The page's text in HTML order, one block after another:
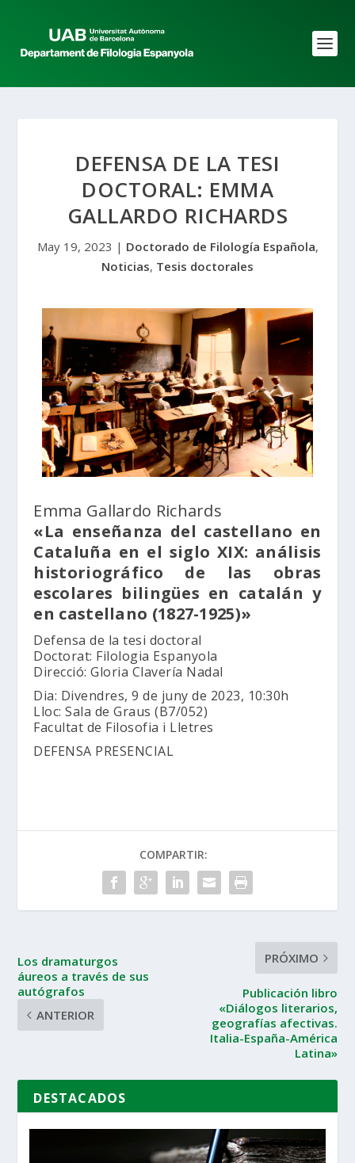
DEFENSA DE LA TESI
DOCTORAL: EMMA
GALLARDO RICHARDS
May 19, 2023 | Doctorado de Filología Española,
Noticias, Tesis doctorales
Emma Gallardo Richards
«La enseñanza del castellano en
Cataluña en el siglo XIX: análisis
historiográfico de las obras
escolares bilingües en catalán y
en castellano (1827-1925)»
Defensa de la tesi doctoral
Doctorat: Filologia Espanyola
Direcció: Gloria Clavería Nadal
Dia: Divendres, 9 de juny de 2023, 10:30h
Lloc: Sala de Graus (B7/052)
Facultat de Filosofia i Lletres
DEFENSA PRESENCIAL
COMPARTIR:
Los dramaturgos
áureos a través de sus
autógrafos
ANTERIOR
PRÓXIMO
Publicación libro
«Diálogos literarios,
geografías afectivas.
Italia-España-América
Latina»
DESTACADOS